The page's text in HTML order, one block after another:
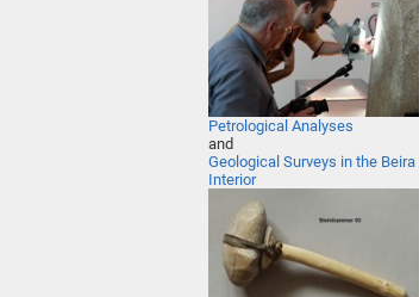
Petrological Analyses
and
Geological Surveys in the Beira
Interior